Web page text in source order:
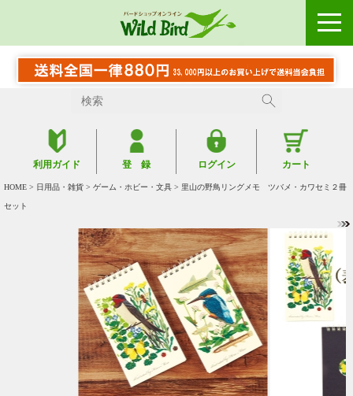
利用ガイド 登 録 ログイン カート
HOME > 日用品・雑貨 > ゲーム・ホビー・文具 > 里山の野鳥リングメモ ツバメ・カワセミ２冊
セット